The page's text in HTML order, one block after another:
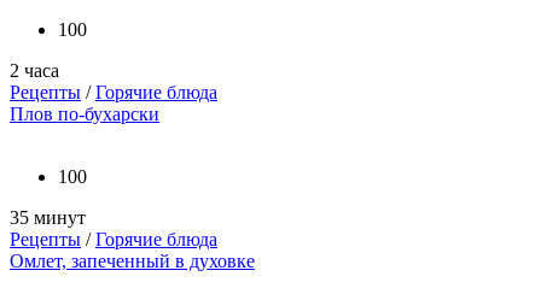
100
2 часа
Рецепты /Горячие блюда
Плов по-бухарски
100
35 минут
Рецепты /Горячие блюда
Омлет, запеченный в духовке